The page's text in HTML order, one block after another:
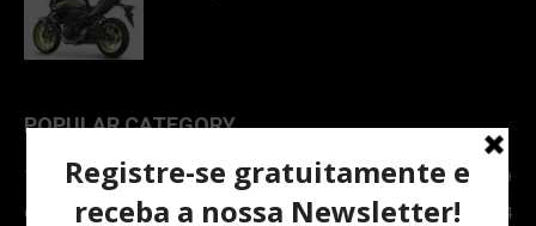
POPULAR CATEGORY
TOPNEWS
7089
Carro e Moto
3764